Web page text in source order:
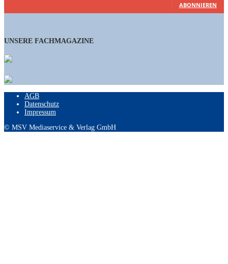
ABONNIEREN
UNSERE FACHMAGAZINE
AGB
Datenschutz
Impressum
© MSV Mediaservice & Verlag GmbH